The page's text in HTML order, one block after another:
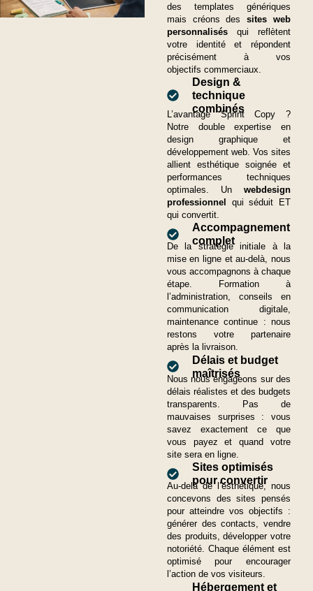
des templates génériques
mais créons dessites web
personnalisésqui reflètent
votre identité et répondent
précisément à vos
objectifs commerciaux.
Design &
technique
combinés
L’avantage Sprint Copy ?
Notre double expertise en
design graphique et
développement web. Vos sites
allient esthétique soignée et
performances techniques
optimales. Un webdesign
professionnel
qui séduit ET
qui convertit.
Accompagnement
complet
De la stratégie initiale à la
mise en ligne et au-delà, nous
vous accompagnons à chaque
étape. Formation à
l’administration, conseils en
communication digitale,
maintenance continue : nous
restons votre partenaire
après la livraison.
Délais et budget
maîtrisés
Nous nous engageons sur des
délais réalistes et des budgets
transparents. Pas de
mauvaises surprises : vous
savez exactement ce que
vous payez et quand votre
site sera en ligne.
Sites optimisés
pour convertir
Au-delà de l’esthétique, nous
concevons des sites pensés
pour atteindre vos objectifs :
générer des contacts, vendre
des produits, développer votre
notoriété. Chaque élément est
optimisé pour encourager
l’action de vos visiteurs.
Hébergement et